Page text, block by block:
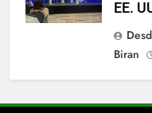
EE.
Biran